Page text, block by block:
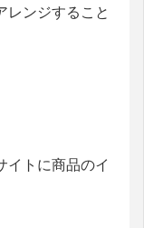
レンジすること
イトに商品のイ